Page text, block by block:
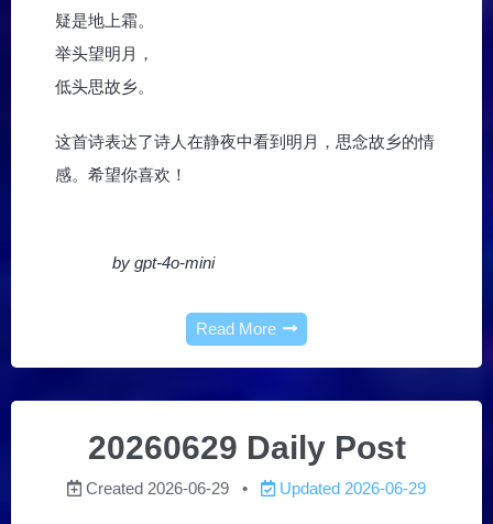
疑是地上霜。
举头望明月，
低头思故乡。
这首诗表达了诗人在静夜中看到明月，思念故乡的情
感。希望你喜欢！
by gpt-4o-mini
Read More
20260629 Daily Post
Created 2026-06-29 Updated 2026-06-29